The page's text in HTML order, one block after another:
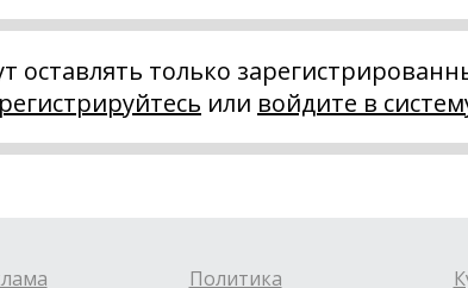
оставлять только
или войдите в
Политика